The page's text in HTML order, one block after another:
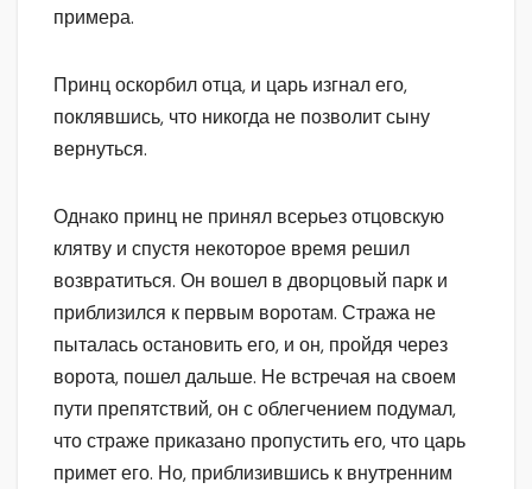
примера.
Принц оскорбил отца, и царь изгнал его,
поклявшись, что никогда не позволит сыну
вернуться.
Однако принц не принял всерьез отцовскую
клятву и спустя некоторое время решил
возвратиться. Он вошел в дворцовый парк и
приблизился к первым воротам. Стража не
пыталась остановить его, и он, пройдя через
ворота, пошел дальше. Не встречая на своем
пути препятствий, он с облегчением подумал,
что страже приказано пропустить его, что царь
примет его. Но, приблизившись к внутренним